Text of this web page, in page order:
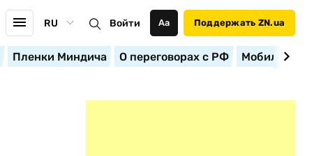
RU Войти Аа Поддержать ZN.ua
Пленки Миндича О переговорах с РФ